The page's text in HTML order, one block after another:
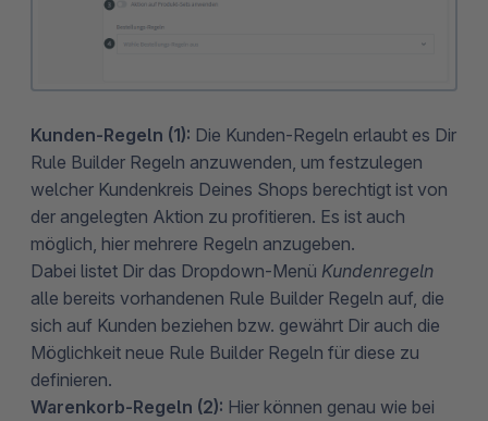
Kunden-Regeln (1): Die Kunden-Regeln erlaubt es Dir
Rule Builder Regeln anzuwenden, um festzulegen
welcher Kundenkreis Deines Shops berechtigt ist von
der angelegten Aktion zu profitieren. Es ist auch
möglich, hier mehrere Regeln anzugeben.
Dabei listet Dir das Dropdown-Menü Kundenregeln
alle bereits vorhandenen Rule Builder Regeln auf, die
sich auf Kunden beziehen bzw. gewährt Dir auch die
Möglichkeit neue Rule Builder Regeln für diese zu
definieren.
Warenkorb-Regeln (2): Hier können genau wie bei